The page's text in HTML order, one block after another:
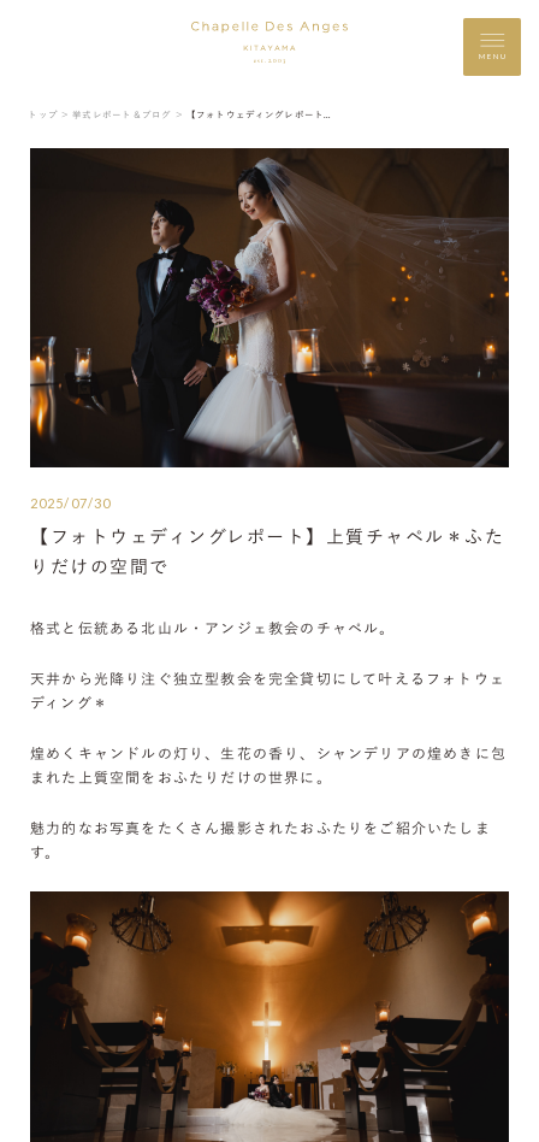
MENU
トップ ＞ 挙式レポート＆ブログ ＞
2025/07/30
【フォトウェディングレポート】上質チャペル＊ふた
りだけの空間で
格式と伝統ある北山ル・アンジェ教会のチャペル。
天井から光降り注ぐ独立型教会を完全貸切にして叶えるフォトウェ
ディング＊
煌めくキャンドルの灯り、生花の香り、シャンデリアの煌めきに包
まれた上質空間をおふたりだけの世界に。
魅力的なお写真をたくさん撮影されたおふたりをご紹介いたしま
す。